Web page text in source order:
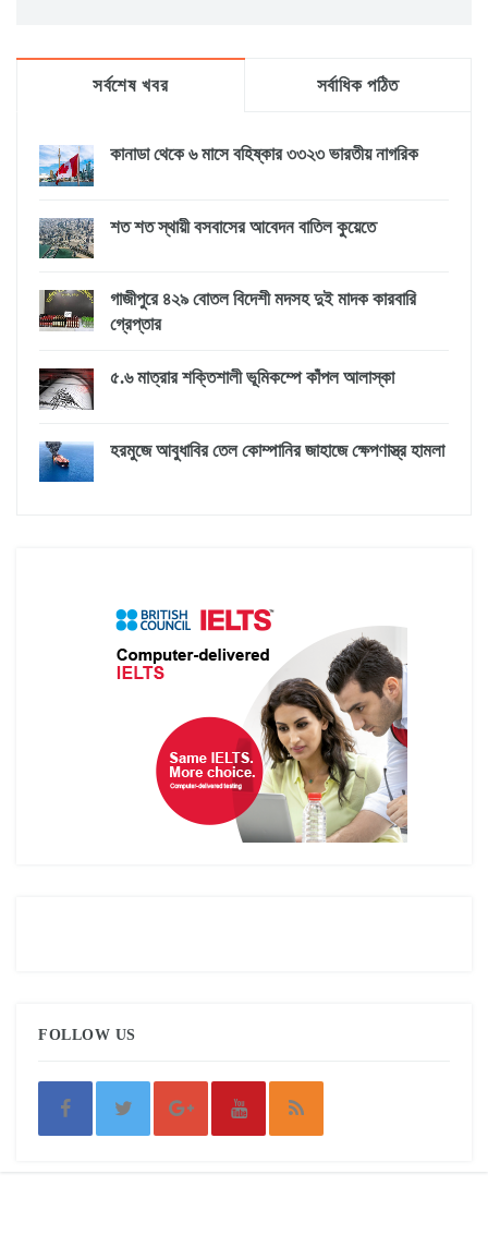
সর্বশেষ খবর সর্বাধিক পঠিত
কানাডা থেকে ৬ মাসে বহিষ্কার ৩৩২৩ ভারতীয় নাগরিক
শত শত স্থায়ী বসবাসের আবেদন বাতিল কুয়েতে
গাজীপুরে ৪২৯ বোতল বিদেশী মদসহ দুই মাদক কারবারি
গ্রেপ্তার
৫.৬ মাত্রার শক্তিশালী ভূমিকম্পে কাঁপল আলাস্কা
হরমুজে আবুধাবির তেল কোম্পানির জাহাজে ক্ষেপণাস্ত্র হামলা
FOLLOW US